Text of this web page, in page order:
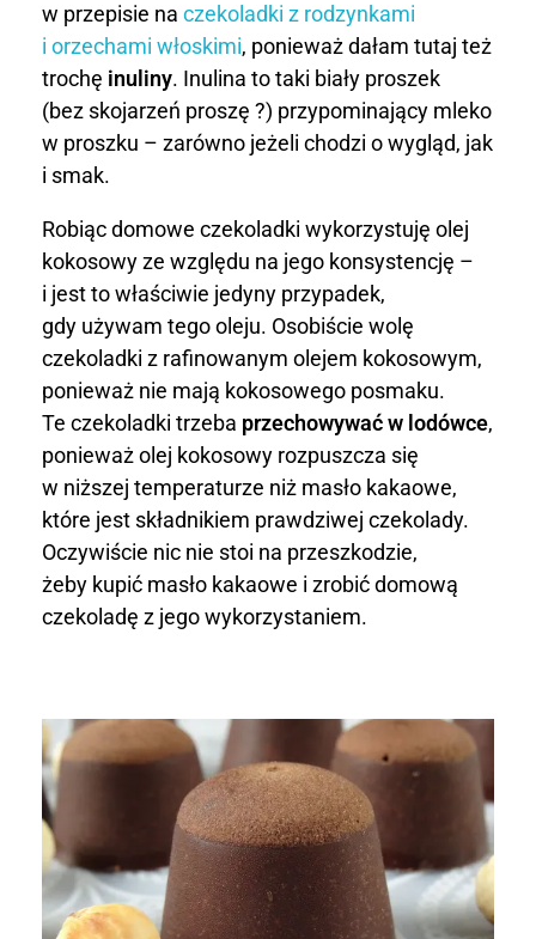
a
d
k
i
z
o
r
z
e
c
h
a
m
l
a
s
k
w przepisie na czekoladki z rodzynkami
i orzechami włoskimi, ponieważ dałam tutaj też
trochę inuliny. Inulina to taki biały proszek
(bez skojarzeń proszę ?) przypominający mleko
w proszku – zarówno jeżeli chodzi o wygląd, jak
i smak.
Robiąc domowe czekoladki wykorzystuję olej
kokosowy ze względu na jego konsystencję –
i jest to właściwie jedyny przypadek,
gdy używam tego oleju. Osobiście wolę
czekoladki z rafinowanym olejem kokosowym,
ponieważ nie mają kokosowego posmaku.
Te czekoladki trzeba przechowywać w lodówce,
ponieważ olej kokosowy rozpuszcza się
w niższej temperaturze niż masło kakaowe,
które jest składnikiem prawdziwej czekolady.
Oczywiście nic nie stoi na przeszkodzie,
żeby kupić masło kakaowe i zrobić domową
czekoladę z jego wykorzystaniem.